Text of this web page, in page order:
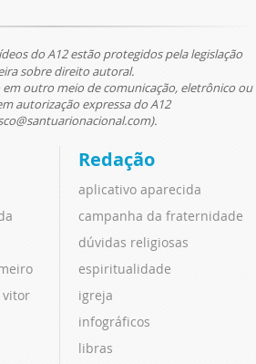
do A12 estão protegidos pela legislação
sobre direito autoral.
outro meio de comunicação, eletrônico ou
autorização expressa do A12
vitor
Redação
aplicativo aparecida
campanha da fraternidade
dúvidas religiosas
espiritualidade
igreja
infográficos
libras